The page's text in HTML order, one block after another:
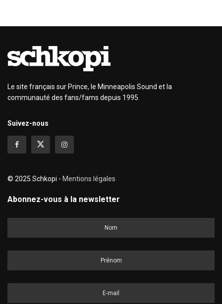
Le site français sur Prince, le Minneapolis Sound et la
communauté des fans/fams depuis 1995
Suivez-nous
© 2025 Schkopi - Mentions légales
Abonnez-vous à la newsletter